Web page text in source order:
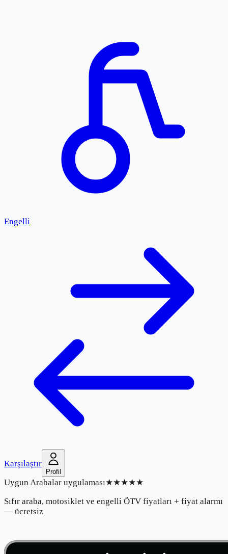
Engelli
Karşılaştır
Profil
Uygun Arabalar uygulaması★★★★★
Sıfır araba, motosiklet ve engelli ÖTV fiyatları + fiyat alarmı
— ücretsiz